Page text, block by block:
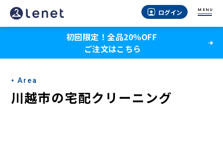
川
越
の
宅
配
ログイン MENU
初回限定！全品20％OFF
ご注文はこちら
Area
川越市の宅配クリーニング